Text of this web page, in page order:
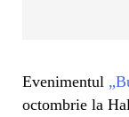
Evenimentul
octombrie la